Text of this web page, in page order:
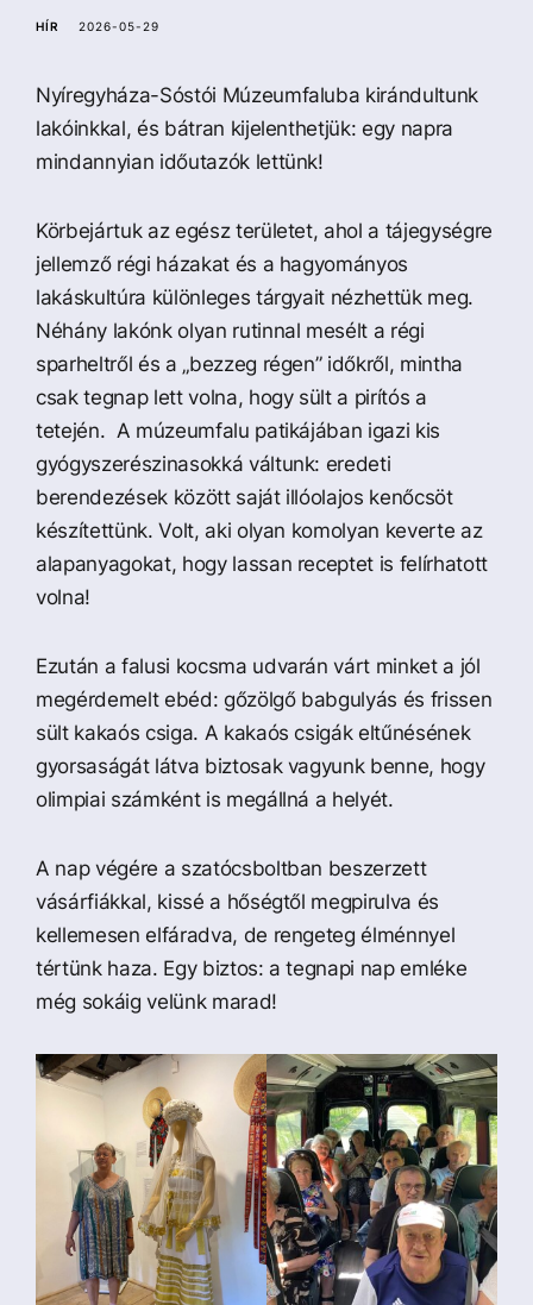
a
HÍR 2026-05-29
Nyíregyháza-Sóstói Múzeumfaluba kirándultunk
lakóinkkal, és bátran kijelenthetjük: egy napra
mindannyian időutazók lettünk!
Körbejártuk az egész területet, ahol a tájegységre
jellemző régi házakat és a hagyományos
lakáskultúra különleges tárgyait nézhettük meg.
Néhány lakónk olyan rutinnal mesélt a régi
sparheltről és a „bezzeg régen” időkről, mintha
csak tegnap lett volna, hogy sült a pirítós a
tetején. A múzeumfalu patikájában igazi kis
gyógyszerészinasokká váltunk: eredeti
berendezések között saját illóolajos kenőcsöt
készítettünk. Volt, aki olyan komolyan keverte az
alapanyagokat, hogy lassan receptet is felírhatott
volna!
Ezután a falusi kocsma udvarán várt minket a jól
megérdemelt ebéd: gőzölgő babgulyás és frissen
sült kakaós csiga. A kakaós csigák eltűnésének
gyorsaságát látva biztosak vagyunk benne, hogy
olimpiai számként is megállná a helyét.
A nap végére a szatócsboltban beszerzett
vásárfiákkal, kissé a hőségtől megpirulva és
kellemesen elfáradva, de rengeteg élménnyel
tértünk haza. Egy biztos: a tegnapi nap emléke
még sokáig velünk marad!